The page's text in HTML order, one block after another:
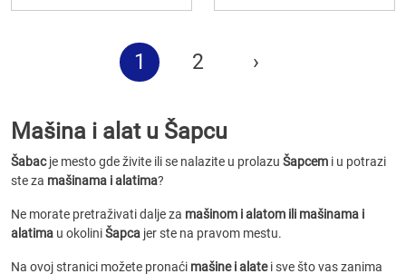
1 2 ›
Mašina i alat u Šapcu
Šabacje mesto gde živite ili se nalazite u prolazu Šapcem i u potrazi
ste za mašinama i alatima?
Ne morate pretraživati dalje za mašinom i alatom ili mašinama i
alatima u okoliniŠapca jer ste na pravom mestu.
Na ovoj stranici možete pronaći mašine i alatei sve što vas zanima